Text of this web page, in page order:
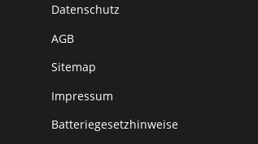
Datenschutz
AGB
Sitemap
Impressum
Batteriegesetzhinweise